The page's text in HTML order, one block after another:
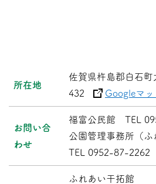
所在地
佐賀県杵島郡白石町
432
Googleマッ
お問い合
わせ
福富公民館 TEL
公園管理事務所（ふ
TEL 0952-87-2262
ふれあい干拓館